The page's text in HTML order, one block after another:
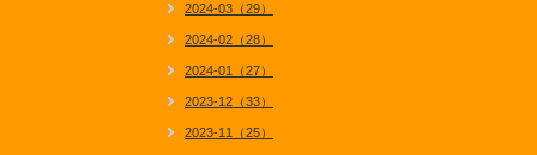
2024-03（29）
2024-02（28）
2024-01（27）
2023-12（33）
2023-11（25）